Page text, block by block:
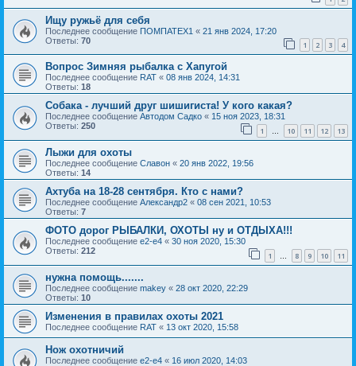
Ищу ружьё для себя
Последнее сообщение ПОМПАТЕХ1 « 21 янв 2024, 17:20
Ответы: 70 1 2 3 4
Вопрос Зимняя рыбалка с Хапугой
Последнее сообщение RAT « 08 янв 2024, 14:31
Ответы: 18
Собака - лучший друг шишигиста! У кого какая?
Последнее сообщение Автодом Садко « 15 ноя 2023, 18:31
Ответы: 250 1 … 10 11 12 13
Лыжи для охоты
Последнее сообщение Славон « 20 янв 2022, 19:56
Ответы: 14
Ахтуба на 18-28 сентября. Кто с нами?
Последнее сообщение Александр2 « 08 сен 2021, 10:53
Ответы: 7
ФОТО дорог РЫБАЛКИ, ОХОТЫ ну и ОТДЫХА!!!
Последнее сообщение e2-e4 « 30 ноя 2020, 15:30
Ответы: 212 1 8 9 10 11
нужна помощь.......
Последнее сообщение makey « 28 окт 2020, 22:29
Ответы: 10
Изменения в правилах охоты 2021
Последнее сообщение RAT « 13 окт 2020, 15:58
Нож охотничий
Последнее сообщение e2-e4 « 16 июл 2020, 14:03